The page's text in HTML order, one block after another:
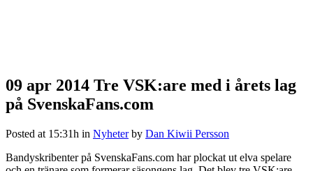
09 apr 2014 Tre VSK:are med i årets lag
på SvenskaFans.com
Posted at 15:31h in Nyheter by Dan Kiwii Persson
Bandyskribenter på SvenskaFans.com har plockat ut elva spelare